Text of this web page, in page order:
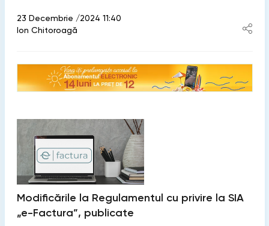
23 Decembrie /2024 11:40
Ion Chitoroagă
Modificările la Regulamentul cu privire la SIA
„e-Factura”, publicate